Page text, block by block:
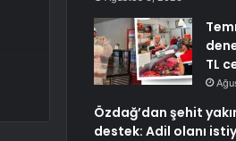
TL
Özdağ’dan şehit
destek: Adil olanı